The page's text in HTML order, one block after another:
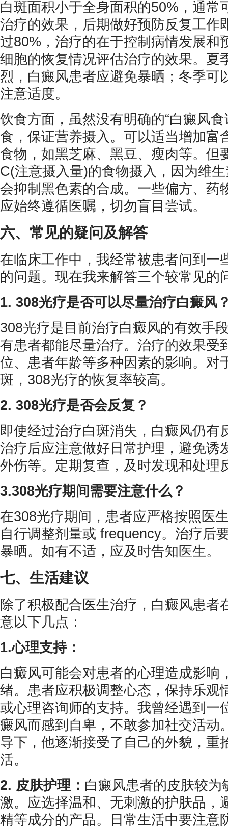
白斑面积小于全身面积的50%，通常
治疗的效果，后期做好预防反复工作
过80%，治疗的在于控制病情发展和
细胞的恢复情况评估治疗的效果。夏
烈，白癜风患者应避免暴晒；冬季可
注意适度。
饮食方面，虽然没有明确的“白癜风
食，保证营养摄入。可以适当增加富
食物，如黑芝麻、黑豆、瘦肉等。但
C(注意摄入量)的食物摄入，因为维
会抑制黑色素的合成。一些偏方、药
应始终遵循医嘱，切勿盲目尝试。
六、常见的疑问及解答
在临床工作中，我经常被患者问到一
的问题。现在我来解答三个较常见的
1. 308光疗是否可以尽量治疗白癜风
308光疗是目前治疗白癜风的有效手
有患者都能尽量治疗。治疗的效果受
位、患者年龄等多种因素的影响。对
斑，308光疗的恢复率较高。
2. 308光疗是否会反复？
即使经过治疗白斑消失，白癜风仍有
治疗后应注意做好日常护理，避免诱
外伤等。定期复查，及时发现和处理
3.308光疗期间需要注意什么？
在308光疗期间，患者应严格按照医
自行调整剂量或 frequency。治疗后
暴晒。如有不适，应及时告知医生。
七、生活建议
除了积极配合医生治疗，白癜风患者
意以下几点：
1.心理支持：
白癜风可能会对患者的心理造成影响
绪。患者应积极调整心态，保持乐观
或心理咨询师的支持。我曾经遇到一
癜风而感到自卑，不敢参加社交活动
导下，他逐渐接受了自己的外貌，重
活。
2. 皮肤护理： 白癜风患者的皮肤较
激。应选择温和、无刺激的护肤品，
精等成分的产品。日常生活中要注意